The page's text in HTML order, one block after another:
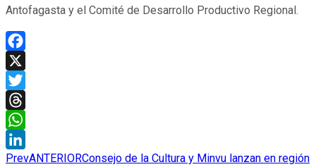
Antofagasta y el Comité de Desarrollo Productivo Regional.
Facebook
X
Twitter
Threads
WhatsApp
LinkedIn
PrevANTERIORConsejo de la Cultura y Minvu lanzan en región